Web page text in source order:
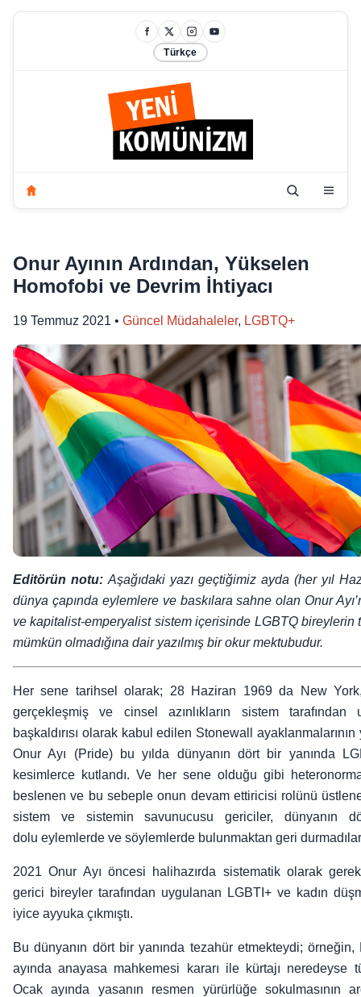
Türkçe
Onur Ayının Ardından, Yükselen
Homofobi ve Devrim İhtiyacı
19 Temmuz 2021 • Güncel Müdahaleler, LGBTQ+
Editörün notu: Aşağıdaki yazı geçtiğimiz ayda (her yıl
dünya çapında eylemlere ve baskılara sahne olan Onur
ve kapitalist-emperyalist sistem içerisinde LGBTQ bireylerin
mümkün olmadığına dair yazılmış bir okur mektubudur.
Her sene tarihsel olarak; 28 Haziran 1969 da New
gerçekleşmiş ve cinsel azınlıkların sistem tarafından
başkaldırısı olarak kabul edilen Stonewall
Onur Ayı (Pride) bu yılda dünyanın dört bir yanında
kesimlerce kutlandı. Ve her sene olduğu gibi
beslenen ve bu sebeple onun devam ettiricisi rolünü
sistem ve sistemin savunucusu gericiler, dünyanın
dolu eylemlerde ve söylemlerde bulunmaktan geri
2021 Onur Ayı öncesi halihazırda sistematik olarak
gerici bireyler tarafından uygulanan LGBTI+ ve kadın
iyice ayyuka çıkmıştı.
Bu dünyanın dört bir yanında tezahür etmekteydi;
ayında anayasa mahkemesi kararı ile kürtajı neredeyse
Ocak ayında yasanın resmen yürürlüğe sokulmasının